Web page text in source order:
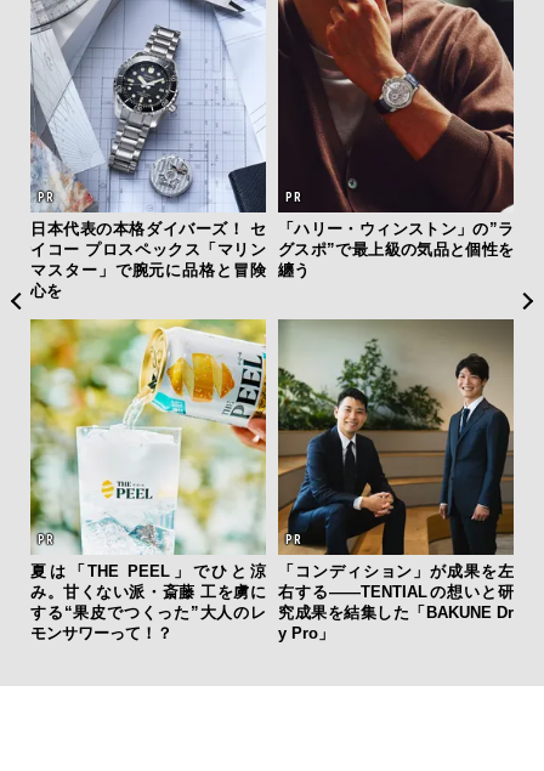
日本代表の本格ダイバーズ！ セ
イコー プロスペックス「マリン
マスター」で腕元に品格と冒険
心を
「ハリー・ウィンストン」の”ラ
グスポ”で最上級の気品と個性を
纏う
夏は「THE PEEL」でひと涼
み。甘くない派・斎藤 工を虜に
する“果皮でつくった”大人のレ
モンサワーって！？
「コンディション」が成果を左
右する——TENTIALの想いと研
究成果を結集した「BAKUNE Dr
y Pro」